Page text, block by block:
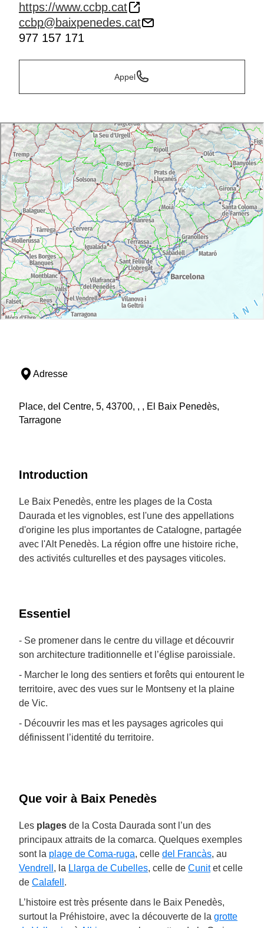
https://www.ccbp.cat
ccbp@baixpenedes.cat
977 157 171
Appel
Adresse
Place, del Centre, 5, 43700, , , El Baix Penedès,
Tarragone
Introduction
Le Baix Penedès, entre les plages de la Costa
Daurada et les vignobles, est l'une des appellations
d'origine les plus importantes de Catalogne, partagée
avec l'Alt Penedès. La région offre une histoire riche,
des activités culturelles et des paysages viticoles.
Essentiel
- Se promener dans le centre du village et découvrir
son architecture traditionnelle et l’église paroissiale.
- Marcher le long des sentiers et forêts qui entourent le
territoire, avec des vues sur le Montseny et la plaine
de Vic.
- Découvrir les mas et les paysages agricoles qui
définissent l’identité du territoire.
Que voir à Baix Penedès
Les plages de la Costa Daurada sont l’un des
principaux attraits de la comarca. Quelques exemples
sont la plage de Coma-ruga, celle del Francàs, au
Vendrell , la Llarga de Cubelles, celle de Cunitet celle
de Calafell .
L’histoire est très présente dans le Baix Penedès,
surtout la Préhistoire, avec la découverte de la grotte